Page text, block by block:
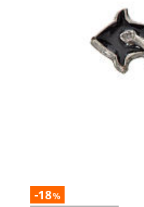
-18%